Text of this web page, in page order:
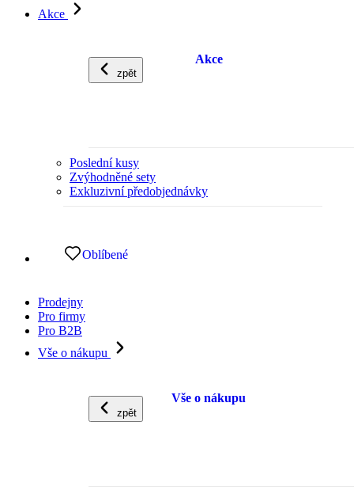
Akce
zpět
Akce
Poslední kusy
Zvýhodněné sety
Exkluzivní předobjednávky
Oblíbené
Prodejny
Pro firmy
Pro B2B
Vše o nákupu
zpět
Vše o nákupu